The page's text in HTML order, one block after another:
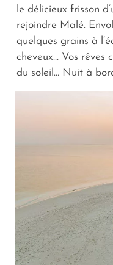
le délicieux frisson
rejoindre Malé.
quelques grains à
cheveux… Vos rêves
du soleil… Nuit à